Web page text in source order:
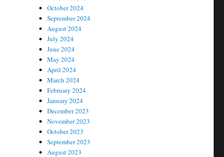
October 2024
September 2024
August 2024
July 2024
June 2024
May 2024
April 2024
March 2024
February 2024
January 2024
December 2023
November 2023
October 2023
September 2023
August 2023